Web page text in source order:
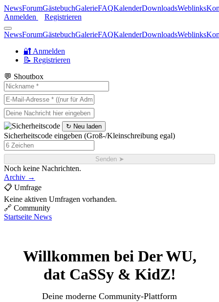
NewsForumGästebuchGalerieFAQKalenderDownloadsWeblinks
Anmelden
Registrieren
NewsForumGästebuchGalerieFAQKalenderDownloadsWeblinks
🔐 Anmelden
📝 Registrieren
💬 Shoutbox
↻ Neu laden
Sicherheitscode eingeben (Groß-/Kleinschreibung egal)
Senden ➤
Noch keine Nachrichten.
Archiv →
📋 Umfrage
Keine aktiven Umfragen vorhanden.
🔗 Community
Startseite News
Willkommen bei Der WU,
dat CaSSy & KidZ!
Deine moderne Community-Plattform